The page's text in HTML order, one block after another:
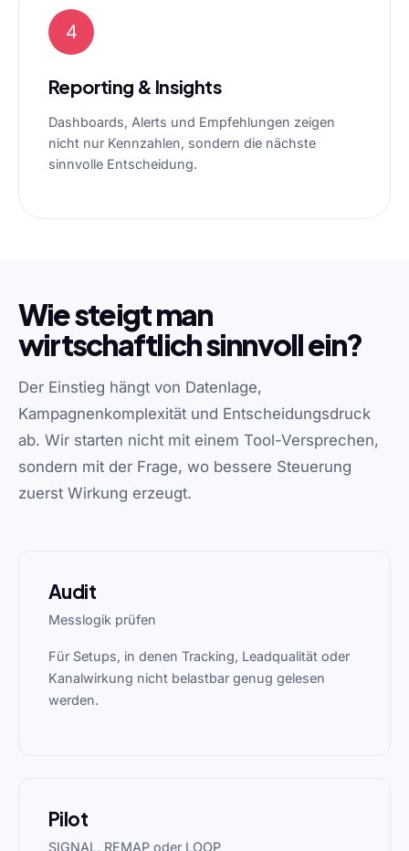
4
Reporting & Insights
Dashboards, Alerts und Empfehlungen zeigen
nicht nur Kennzahlen, sondern die nächste
sinnvolle Entscheidung.
Wie steigt man
wirtschaftlich sinnvoll ein?
Der Einstieg hängt von Datenlage,
Kampagnenkomplexität und Entscheidungsdruck
ab. Wir starten nicht mit einem Tool-Versprechen,
sondern mit der Frage, wo bessere Steuerung
zuerst Wirkung erzeugt.
Audit
Messlogik prüfen
Für Setups, in denen Tracking, Leadqualität oder
Kanalwirkung nicht belastbar genug gelesen
werden.
Pilot
SIGNAL, REMAP oder LOOP